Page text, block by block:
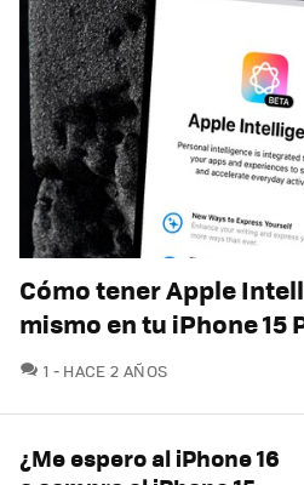
Cómo tener Apple
mismo en tu iPhone 15
1 COMENTARIOS
HACE 2 AÑOS
¿Me espero al iPhone 16